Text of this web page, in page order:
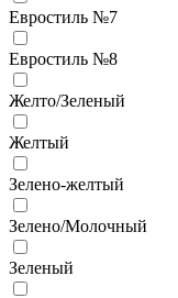
Евростиль №7
Евростиль №8
Желто/Зеленый
Желтый
Зелено-желтый
Зелено/Молочный
Зеленый